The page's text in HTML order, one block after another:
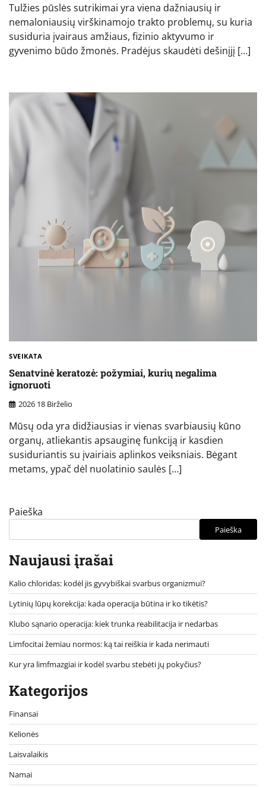
Tulžies pūslės sutrikimai yra viena dažniausių ir
nemaloniausių virškinamojo trakto problemų, su kuria
susiduria įvairaus amžiaus, fizinio aktyvumo ir
gyvenimo būdo žmonės. Pradėjus skaudėti dešinįjį […]
SVEIKATA
Senatvinė keratozė: požymiai, kurių negalima
ignoruoti
2026 18 Birželio
Mūsų oda yra didžiausias ir vienas svarbiausių kūno
organų, atliekantis apsauginę funkciją ir kasdien
susiduriantis su įvairiais aplinkos veiksniais. Bėgant
metams, ypač dėl nuolatinio saulės […]
Paieška
Paieška
Naujausi įrašai
Kalio chloridas: kodėl jis gyvybiškai svarbus organizmui?
Lytinių lūpų korekcija: kada operacija būtina ir ko tikėtis?
Klubo sąnario operacija: kiek trunka reabilitacija ir nedarbas
Limfocitai žemiau normos: ką tai reiškia ir kada nerimauti
Kur yra limfmazgiai ir kodėl svarbu stebėti jų pokyčius?
Kategorijos
Finansai
Kelionės
Laisvalaikis
Namai